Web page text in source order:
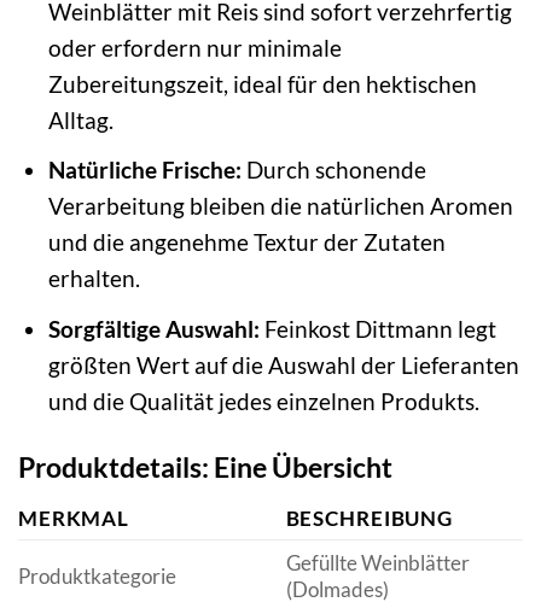
Weinblätter mit Reis sind sofort verzehrfertig
oder erfordern nur minimale
Zubereitungszeit, ideal für den hektischen
Alltag.
Natürliche Frische: Durch schonende
Verarbeitung bleiben die natürlichen Aromen
und die angenehme Textur der Zutaten
erhalten.
Sorgfältige Auswahl: Feinkost Dittmann legt
größten Wert auf die Auswahl der Lieferanten
und die Qualität jedes einzelnen Produkts.
Produktdetails: Eine Übersicht
MERKMAL BESCHREIBUNG
Produktkategorie
Gefüllte Weinblätter
(Dolmades)